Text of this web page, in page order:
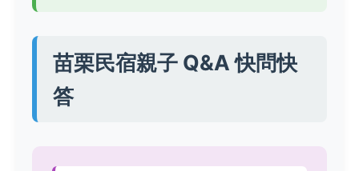
苗栗民宿親子 Q&A 快問快
答